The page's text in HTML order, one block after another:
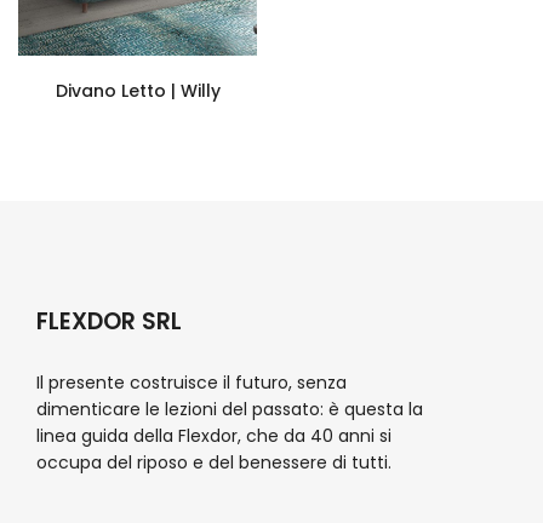
Divano Letto | Willy
FLEXDOR SRL
Il presente costruisce il futuro, senza
dimenticare le lezioni del passato: è questa la
linea guida della Flexdor, che da 40 anni si
occupa del riposo e del benessere di tutti.